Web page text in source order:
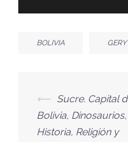
BOLIVIA
⟵ Sucre. Capital
Bolivia, Dinosaurios,
Historia, Religión y